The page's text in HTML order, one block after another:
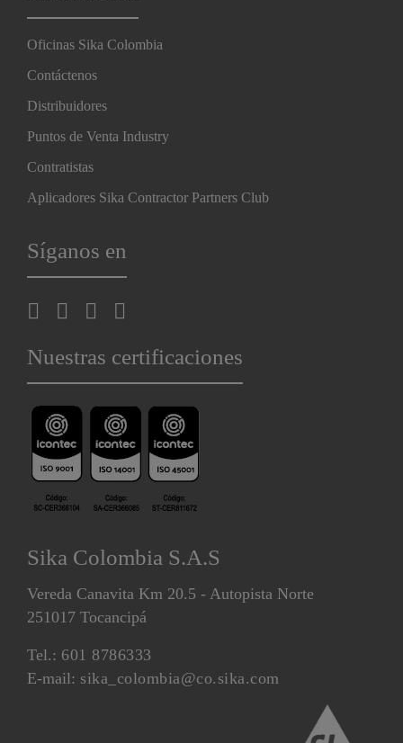
Oficinas Sika Colombia
Contáctenos
Distribuidores
Puntos de Venta Industry
Contratistas
Aplicadores Sika Contractor Partners Club
Síganos en
Nuestras certificaciones
Sika Colombia S.A.S
Vereda Canavita Km 20.5 - Autopista Norte
251017 Tocancipá
Tel.: 601 8786333
E-mail: sika_colombia@co.sika.com